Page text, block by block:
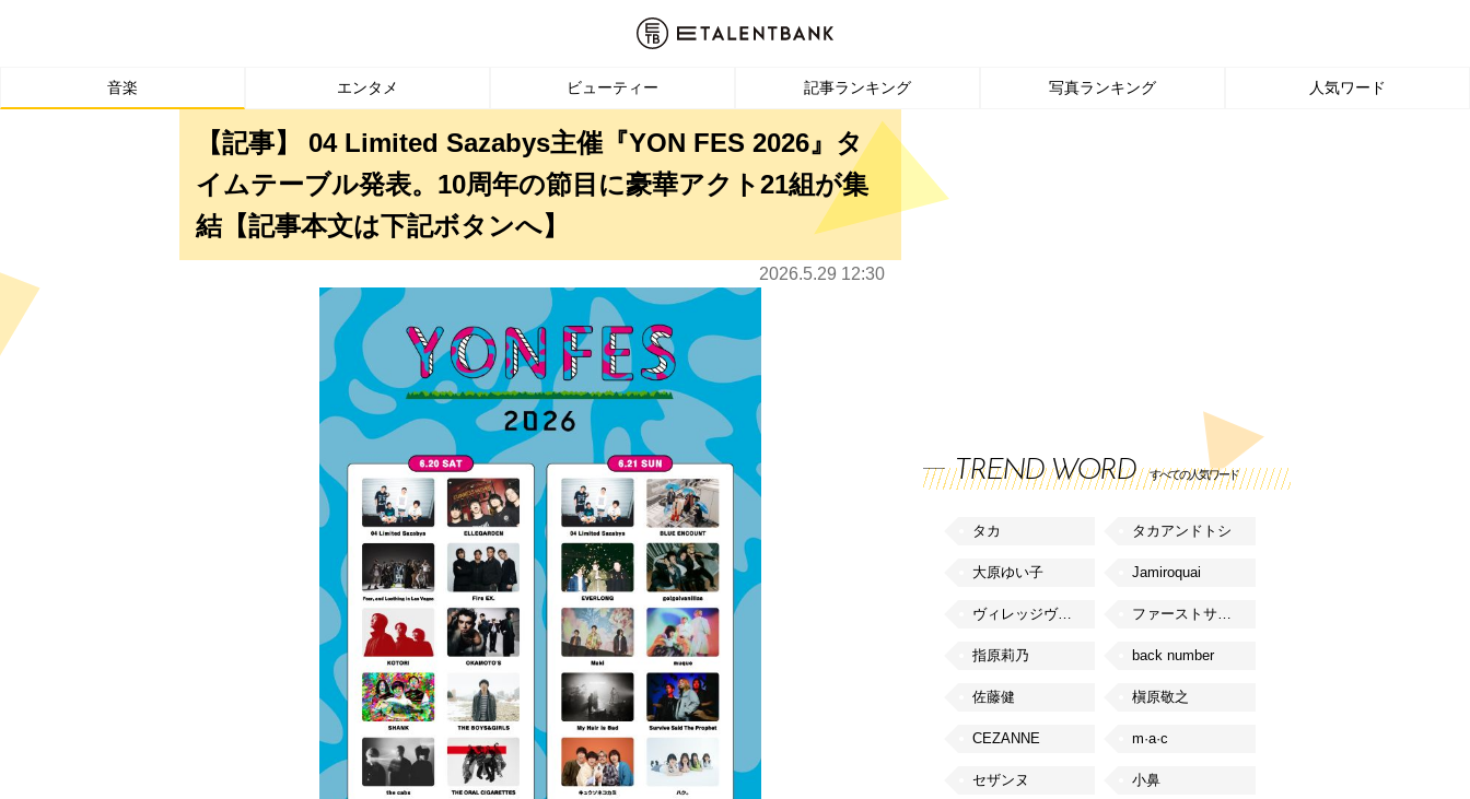
音楽 エンタメ ビューティー 記事ランキング 写真ランキング 人気ワード
【記事】 04 Limited Sazabys主催『YON FES 2026』タ
イムテーブル発表。10周年の節目に豪華アクト21組が集
結【記事本文は下記ボタンへ】
2026.5.29 12:30
TREND WORD すべての人気ワード
タカ タカアンドトシ
大原ゆい子 Jamiroquai
ヴィレッジヴァンガード ファーストサマーウイカ
指原莉乃 back number
佐藤健 槇原敬之
CEZANNE m·a·c
セザンヌ 小鼻